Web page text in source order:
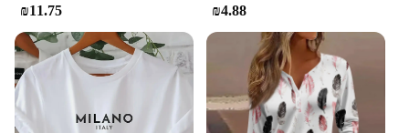
₪11.75 ₪4.88